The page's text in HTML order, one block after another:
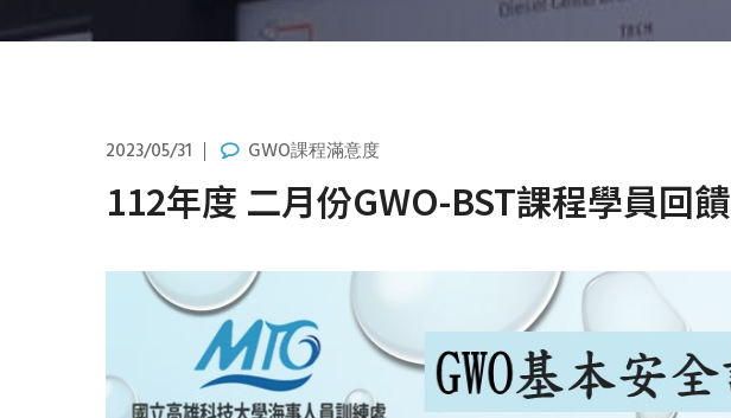
2023/05/31 GWO課程滿意度
112年度 二月份GWO-BST課程學員回饋